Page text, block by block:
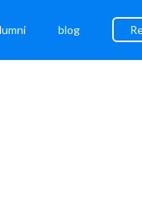
blog